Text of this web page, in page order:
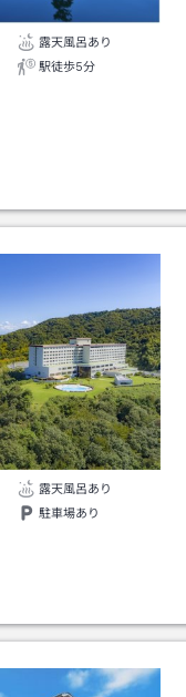
露天風呂あり
駅徒歩5分
露天風呂あり
駐車場あり